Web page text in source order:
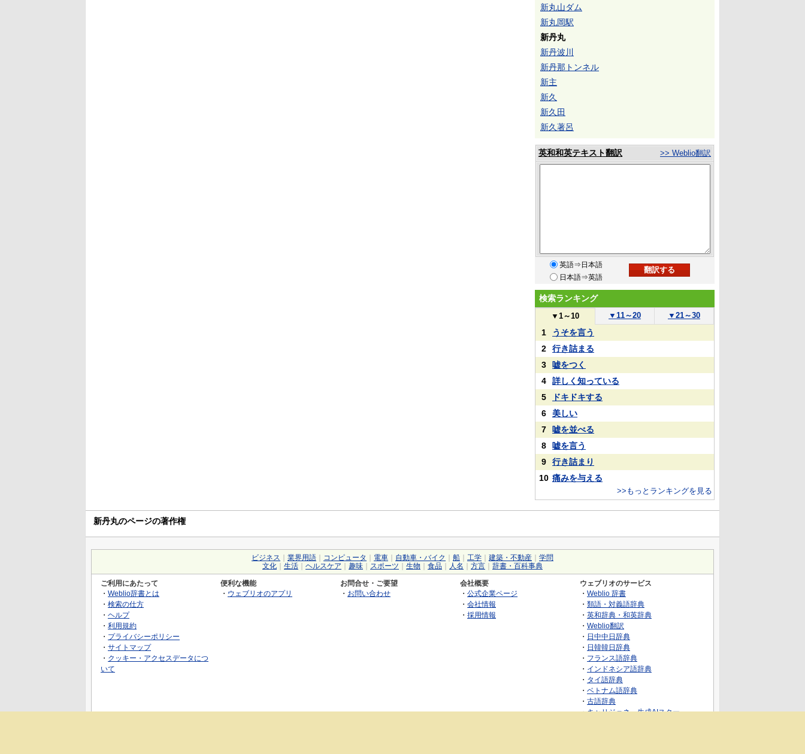
新丸山ダム
新丸岡駅
新丹丸
新丹波川
新丹那トンネル
新主
新久
新久田
新久著呂
英和和英テキスト翻訳 >> Weblio翻訳
英語⇒日本語
日本語⇒英語
検索ランキング
▼ 1～10 ▼ 11～20 ▼ 21～30
1
うそを言う
2
行き詰まる
3
嘘をつく
4
詳しく知っている
5
ドキドキする
6
美しい
7
嘘を並べる
8
嘘を言う
9
行き詰まり
10 痛みを与える
>>もっとランキングを見る
新丹丸のページの著作権
ビジネス 業界用語 コンピュータ 電車 自動車・バイク 船 工学 建築・不動産
学問
文化
生活 ヘルスケア 趣味 スポーツ 生物 食品 人名 方言 辞書・百科事典
ご利用にあたって
・ Weblio辞書とは
・ 検索の仕方
・ ヘルプ
・ 利用規約
・ プライバシーポリシー
・ サイトマップ
・ クッキー・アクセスデータにつ
いて
便利な機能
・ ウェブリオのアプリ
お問合せ・ご要望
・ お問い合わせ
会社概要
・ 公式企業ページ
・ 会社情報
・ 採用情報
ウェブリオのサービス
・ Weblio 辞書
・ 類語・対義語辞典
・ 英和辞典・和英辞典
・ Weblio翻訳
・ 日中中日辞典
・ 日韓韓日辞典
・ フランス語辞典
・ インドネシア語辞典
・ タイ語辞典
・ ベトナム語辞典
・ 古語辞典
・キャリジェネ～生成AIスクー